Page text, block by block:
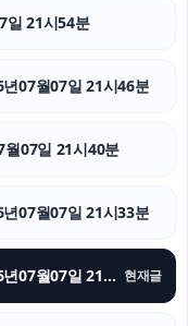
파양보호소
일 21시54분
07월07일 21시46분
07일 21시40분
07월07일 21시33분
동대문구하수구막힘 상세 안내 2026년07월07일 21시26분 현재글